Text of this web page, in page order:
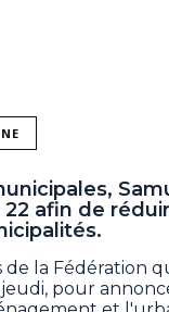
afin de
la Fédération
pour